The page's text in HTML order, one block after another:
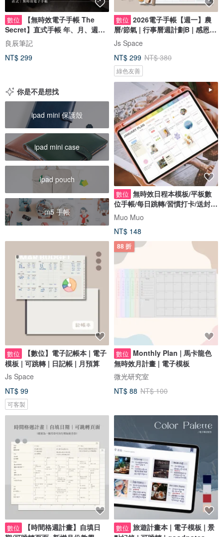
數位
【無時效電子手帳 The
Secret】直式手帳 年、月、週、
日記事
良辰筆記
NT$ 299
數位 2026電子手帳【週一】農
曆/節氣 | 行事曆週計劃B | 感恩顯
化日記
Js Space
NT$ 299 NT$ 380
綠色友善
你是不是想找
ipad mini 保護殼
ipad mini case
ipad pouch
m5 手帳
數位 無時效日程本模板/平板數
位手帳/每日跳轉/習慣打卡/送封面
貼紙
Muo Muo
NT$ 148
數位
【數位】電子記帳本 | 電子
模板 | 可跳轉 | 日記帳 | 月預算
Js Space
NT$ 99
可客製
88 折
數位 Monthly Plan | 馬卡龍色
無時效月計畫 | 電子模板
微光研究室
NT$ 88 NT$ 100
數位
【時間格週計畫】自填日
數位 旅遊計畫本 | 電子模板 | 景